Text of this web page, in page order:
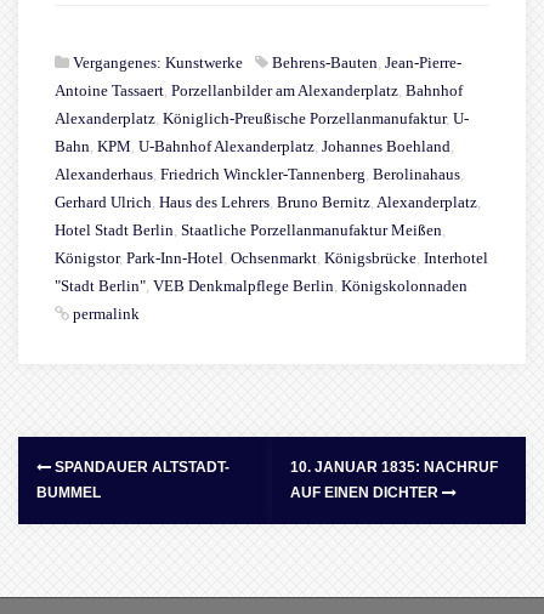
Vergangenes: Kunstwerke Behrens-Bauten Jean-Pierre-
Antoine Tassaert Porzellanbilder am Alexanderplatz Bahnhof
Alexanderplatz Königlich-Preußische Porzellanmanufaktur, U-
Bahn KPM U-Bahnhof Alexanderplatz Johannes Boehland
Alexanderhaus Friedrich Winckler-Tannenberg Berolinahaus
Gerhard Ulrich Haus des Lehrers Bruno Bernitz Alexanderplatz
Hotel Stadt Berlin Staatliche Porzellanmanufaktur Meißen
Königstor, Park-Inn-Hotel Ochsenmarkt Königsbrücke Interhotel
"Stadt Berlin" VEB Denkmalpflege Berlin Königskolonnaden
permalink
SPANDAUER ALTSTADT-
BUMMEL
10. JANUAR 1835: NACHRUF
AUF EINEN DICHTER